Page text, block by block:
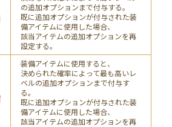
の追加オプションまで付与する。
既に追加オプションが付与された装
備アイテムに使用した場合、
該当アイテムの追加オプションを再
設定する。
装備アイテムに使用すると、
決められた確率によって最も高いレ
ベルの追加オプションまで付与す
る。
既に追加オプションが付与された装
備アイテムに使用した場合、
該当アイテムの追加オプションを再